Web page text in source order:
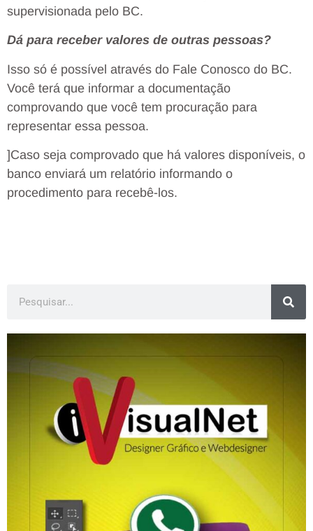
supervisionada pelo BC.
Dá para receber valores de outras pessoas?
Isso só é possível através do Fale Conosco do BC.
Você terá que informar a documentação
comprovando que você tem procuração para
representar essa pessoa.
]Caso seja comprovado que há valores disponíveis, o
banco enviará um relatório informando o
procedimento para recebê-los.